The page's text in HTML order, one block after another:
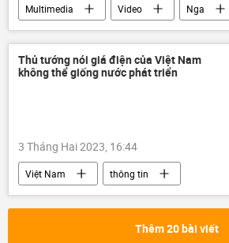
Multimedia Video
Nga
Stalingrad
Thủ tướng nói giá điện của Việt Nam
không thể giống nước phát triển
3 Tháng Hai 2023, 16:44
Việt Nam
thông tin
Bộ Công Thương
Thủ tướng
Thêm 20 bài viết